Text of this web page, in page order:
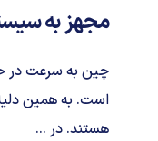
مجهز به
چین به سرعت در
است. به همین
هستند. در ...